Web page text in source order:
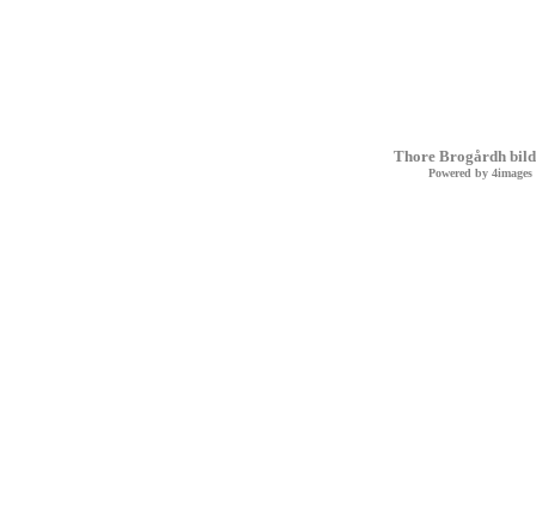
Thore Brogårdh
Powered by 4images